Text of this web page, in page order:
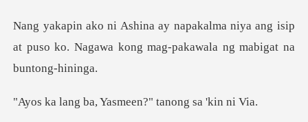
niya ang isip
at puso ko. Nagawa kong ma
Yasmeen?" tanong